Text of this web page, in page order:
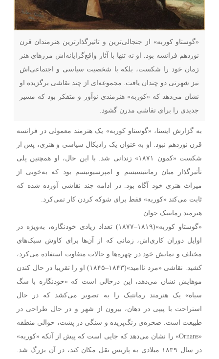
«گوستاو کوربه»‌ از جنجالی‌ترین و تاثیرگذارترین هنرمندان قرن
نوزدهم فرانسه بود. او نه تنها با آثار واقع‌گرایانه‌اش مرزهای هنر
زمان خود را شکست، بلکه با شخصیت سیاسی‌ و اجتماعی‌اش
نیز شهرتی دو چندان یافت. مجموعه‌ای از چند نقاشی برگزیده او
نشان می‌دهد که «کوربه»‌ هنرمندی نوآور و متفکر بود که مسیر
جدیدی را برای نقاشی مدرن گشود.
به گزارش ایسنا، «گوستاو کوربه» یک هنرمند معمولی در فرانسه
قرن نوزدهم نبود. او به عنوان یک رادیکال سیاسی و هنری، پس از
شکست «کمون ۱۸۷۱» زندانی شد. با این حال، او همچنین پلی
تأثیرگذار میان رمانتیسیسم و امپرسیونیسم بود که به‌خوبی از
میراث هنری خود آگاه بود. در ادامه چند نقاشی آورده شده که
ثابت می‌کند «کوربه» فقط برای شوکه کردن کار نمی‌کرد.
هنرمند رمانتیک جوان
«گوستاو کوربه»(۱۸۱۹–۱۸۷۷) تعداد زیادی خودنگاره، به‌ویژه در
اوایل دوران کاری‌اش، زمانی که از آن‌ها برای کاوش سبک‌های
مختلف و نمایش خود در چهره‌ها و حالات متفاوت استفاده می‌کرد،‌
کشید. نقاشی «مرد ناامید»(۱۸۴۳–۱۸۴۵) او را تقریبا در حال کندن
موهایش نشان می‌دهد،‌ این درحالی است که «خودنگاره با سگ
سیاه» یک هنرمند رمانتیک را به تصویر می‌کشد که در حال
استراحت با پیپی در دهان، بیرون از شهر و در حال طراحی در
طبیعت است. صخره‌ی رنگ‌پریده و سنگی در پشت، حوالی منطقه
«Ornans» را نشان می‌دهد که جایی است که پیش از آنکه «کوربه»
در سال ۱۸۳۹ میلادی به پاریس نقل مکان کند،‌ در آن بزرگ شد.